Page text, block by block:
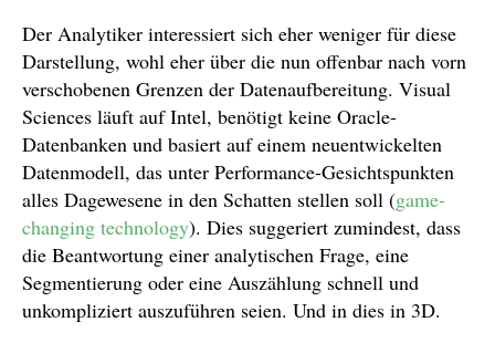
Der Analytiker interessiert sich eher weniger für diese
Darstellung, wohl eher über die nun offenbar nach vorn
verschobenen Grenzen der Datenaufbereitung. Visual
Sciences läuft auf Intel, benötigt keine Oracle-
Datenbanken und basiert auf einem neuentwickelten
Datenmodell, das unter Performance-Gesichtspunkten
alles Dagewesene in den Schatten stellen soll (game-
changing technology). Dies suggeriert zumindest, dass
die Beantwortung einer analytischen Frage, eine
Segmentierung oder eine Auszählung schnell und
unkompliziert auszuführen seien. Und in dies in 3D.